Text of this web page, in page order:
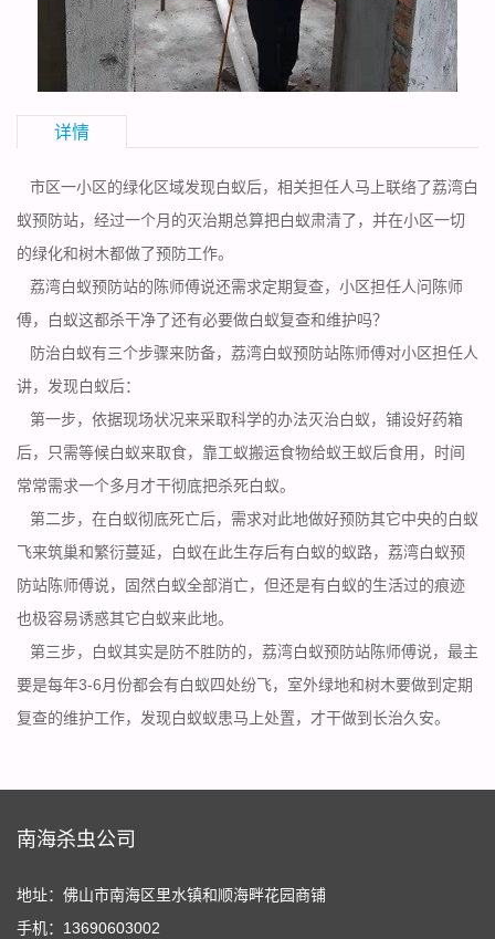
详情
市区一小区的绿化区域发现白蚁后，相关担任人马上联络了荔湾白
蚁预防站，经过一个月的灭治期总算把白蚁肃清了，并在小区一切
的绿化和树木都做了预防工作。
荔湾白蚁预防站的陈师傅说还需求定期复查，小区担任人问陈师
傅，白蚁这都杀干净了还有必要做白蚁复查和维护吗？
防治白蚁有三个步骤来防备，荔湾白蚁预防站陈师傅对小区担任人
讲，发现白蚁后：
第一步，依据现场状况来采取科学的办法灭治白蚁，铺设好药箱
后，只需等候白蚁来取食，靠工蚁搬运食物给蚁王蚁后食用，时间
常常需求一个多月才干彻底把杀死白蚁。
第二步，在白蚁彻底死亡后，需求对此地做好预防其它中央的白蚁
飞来筑巢和繁衍蔓延，白蚁在此生存后有白蚁的蚁路，荔湾白蚁预
防站陈师傅说，固然白蚁全部消亡，但还是有白蚁的生活过的痕迹
也极容易诱惑其它白蚁来此地。
第三步，白蚁其实是防不胜防的，荔湾白蚁预防站陈师傅说，最主
要是每年3-6月份都会有白蚁四处纷飞，室外绿地和树木要做到定期
复查的维护工作，发现白蚁蚁患马上处置，才干做到长治久安。
南海杀虫公司
地址：佛山市南海区里水镇和顺海畔花园商铺
手机：13690603002